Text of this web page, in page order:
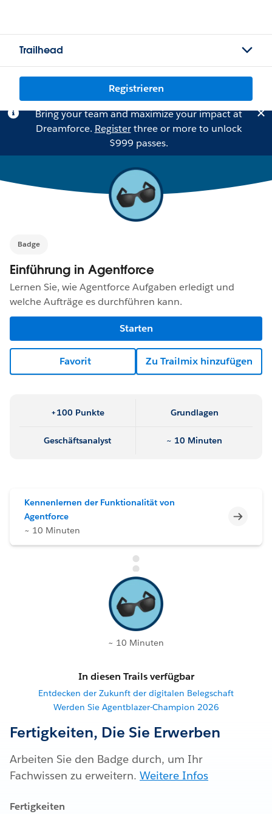
Trailhead
Registrieren
Bring your team and maximize your impact at
Dreamforce. Registerthree or more to unlock
$999 passes.
Badge
Einführung in Agentforce
Lernen Sie, wie Agentforce Aufgaben erledigt und
welche Aufträge es durchführen kann.
Starten
Favorit Zu Trailmix hinzufügen
+100 Punkte Grundlagen
Geschäftsanalyst ~ 10 Minuten
Kennenlernen der Funktionalität von
Agentforce
~ 10 Minuten
~ 10 Minuten
In diesen Trails verfügbar
Entdecken der Zukunft der digitalen Belegschaft
Werden Sie Agentblazer-Champion 2026
Fertigkeiten, Die Sie Erwerben
Arbeiten Sie den Badge durch, um Ihr
Fachwissen zu erweitern. Weitere Infos
Fertigkeiten